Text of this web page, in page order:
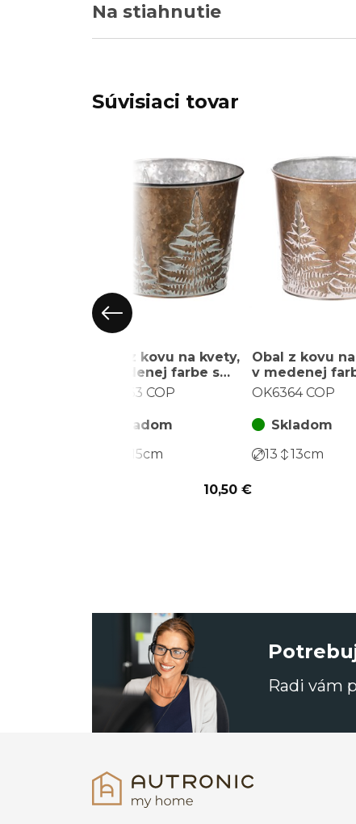
Na stiahnutie
Súvisiaci tovar
Obal z kovu na kvety,
v medenej farbe s
papradím.
OK6363 COP
Skladom
15cm
10,50 €
Obal z kovu
v medenej
papradím.
OK6364 COP
Skladom
13
13cm
Radi vám